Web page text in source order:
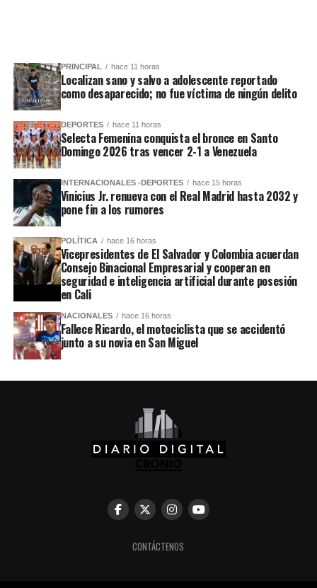
PRINCIPAL hace 11 horas
Localizan sano y salvo a adolescente reportado
como desaparecido; no fue víctima de ningún delito
DEPORTES hace 11 horas
Selecta Femenina conquista el bronce en Santo
Domingo 2026 tras vencer 2-1 a Venezuela
INTERNACIONALES -DEPORTES hace 15 horas
Vinicius Jr. renueva con el Real Madrid hasta 2032 y
pone fin a los rumores
POLÍTICA hace 16 horas
Vicepresidentes de El Salvador y Colombia acuerdan
Consejo Binacional Empresarial y cooperan en
seguridad e inteligencia artificial durante posesión
en Cali
NACIONALES hace 16 horas
Fallece Ricardo, el motociclista que se accidentó
junto a su novia en San Miguel
CONTÁCTENOS